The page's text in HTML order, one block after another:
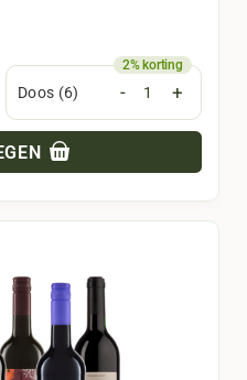
Doos (6) - +